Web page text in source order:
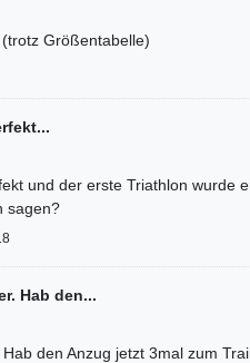
Größentabelle)
und der erste Triathlon wurde
sagen?
Hab den...
den Anzug jetzt 3mal zum